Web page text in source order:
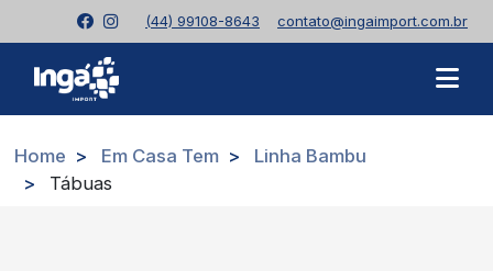
(44) 99108-8643 contato@ingaimport.com.br
Home Em Casa Tem
Linha Bambu
Tábuas